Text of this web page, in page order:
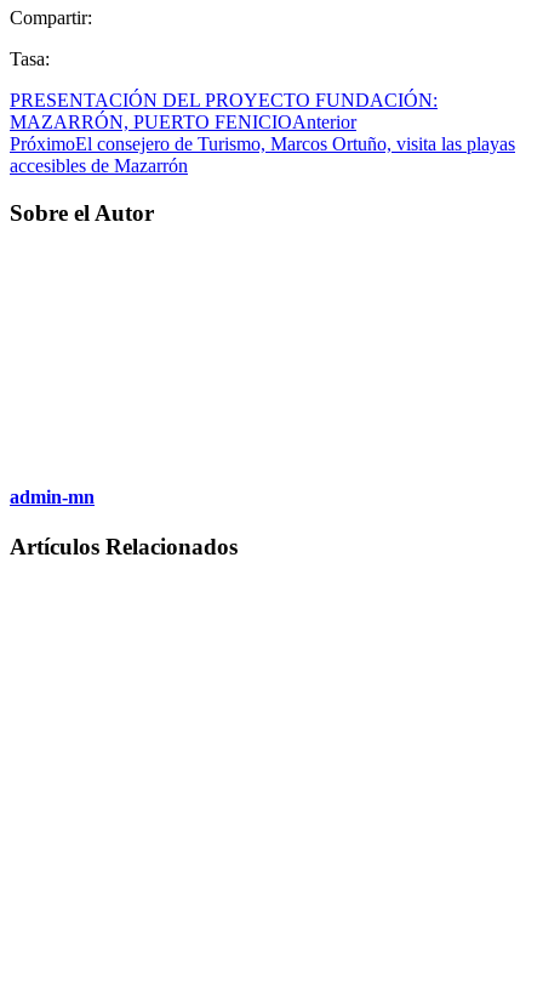
Compartir:
Tasa:
PRESENTACIÓN DEL PROYECTO FUNDACIÓN:
MAZARRÓN, PUERTO FENICIOAnterior
PróximoEl consejero de Turismo, Marcos Ortuño, visita las playas
accesibles de Mazarrón
Sobre el Autor
admin-mn
Artículos Relacionados